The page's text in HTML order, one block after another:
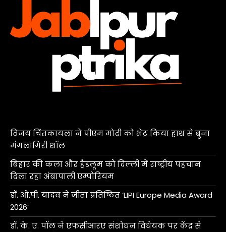
विजय चिंतकायला ने पीएम मोदी को भेंट किया हाथ से बुना
मंगलागिरी शॉल
बिहार की कला और हैंडलूम को दिल्ली में राष्ट्रीय पहचान
दिला रहा अंबापाली एम्पोरियम
डॉ. ओ.पी. यादव ने जीता प्रतिष्ठित ‘LIPI Europe Media Award
2026’
डॉ. के. ए. पॉल ने एफसीआरए संशोधन विधेयक पर केंद्र से